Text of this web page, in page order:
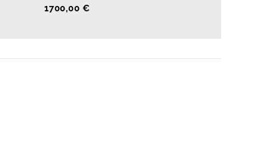
1700,00 €